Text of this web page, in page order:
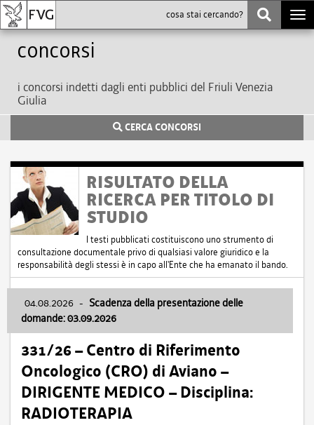
Concorsi
i concorsi indetti dagli enti pubblici del Friuli Venezia
Giulia
CERCA CONCORSI
RISULTATO DELLA
RICERCA PER TITOLO DI
STUDIO
I testi pubblicati costituiscono uno strumento di
consultazione documentale privo di qualsiasi valore giuridico e la
responsabilità degli stessi è in capo all'Ente che ha emanato il bando.
04.08.2026 - Scadenza della presentazione delle
domande: 03.09.2026
331/26 – Centro di Riferimento
Oncologico (CRO) di Aviano –
DIRIGENTE MEDICO – Disciplina:
RADIOTERAPIA